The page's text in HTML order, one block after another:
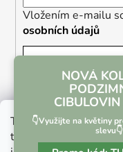
Tento web používá
tohoto webu
Vložením e-mailu
osobních údajů
NOVÁ
👇Využijte na květiny
slevu👇